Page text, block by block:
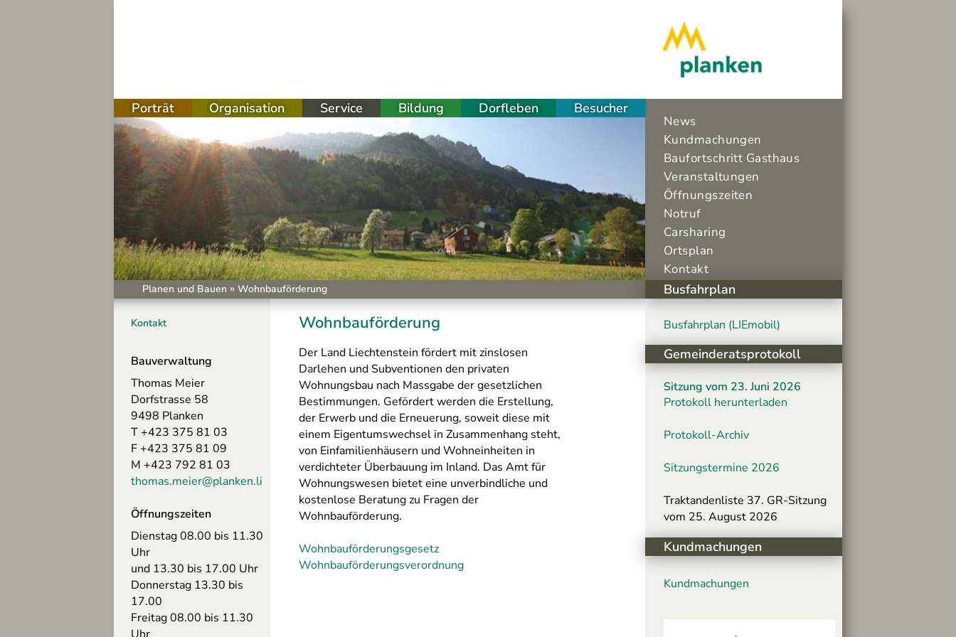
Porträt Organisation Service Bildung Dorfleben Besucher
News
Kundmachungen
Baufortschritt Gasthaus
Veranstaltungen
Öffnungszeiten
Notruf
Carsharing
Ortsplan
Kontakt
Planen und Bauen » Wohnbauförderung
Kontakt
Bauverwaltung
Thomas Meier
Dorfstrasse 58
9498 Planken
T +423 375 81 03
F +423 375 81 09
M +423 792 81 03
thomas.meier@planken.li
Öffnungszeiten
Dienstag 08.00 bis 11.30
Uhr
und 13.30 bis 17.00 Uhr
Donnerstag 13.30 bis
17.00
Freitag 08.00 bis 11.30
Wohnbauförderung
Der Land Liechtenstein fördert mit zinslosen
Darlehen und Subventionen den privaten
Wohnungsbau nach Massgabe der gesetzlichen
Bestimmungen. Gefördert werden die Erstellung,
der Erwerb und die Erneuerung, soweit diese mit
einem Eigentumswechsel in Zusammenhang steht,
von Einfamilienhäusern und Wohneinheiten in
verdichteter Überbauung im Inland. Das Amt für
Wohnungswesen bietet eine unverbindliche und
kostenlose Beratung zu Fragen der
Wohnbauförderung.
Wohnbauförderungsgesetz
Wohnbauförderungsverordnung
Busfahrplan
Busfahrplan (LIEmobil)
Gemeinderatsprotokoll
Sitzung vom 23. Juni 2026
Protokoll herunterladen
Protokoll-Archiv
Sitzungstermine 2026
Traktandenliste 37. GR-Sitzung
vom 25. August 2026
Kundmachungen
Kundmachungen